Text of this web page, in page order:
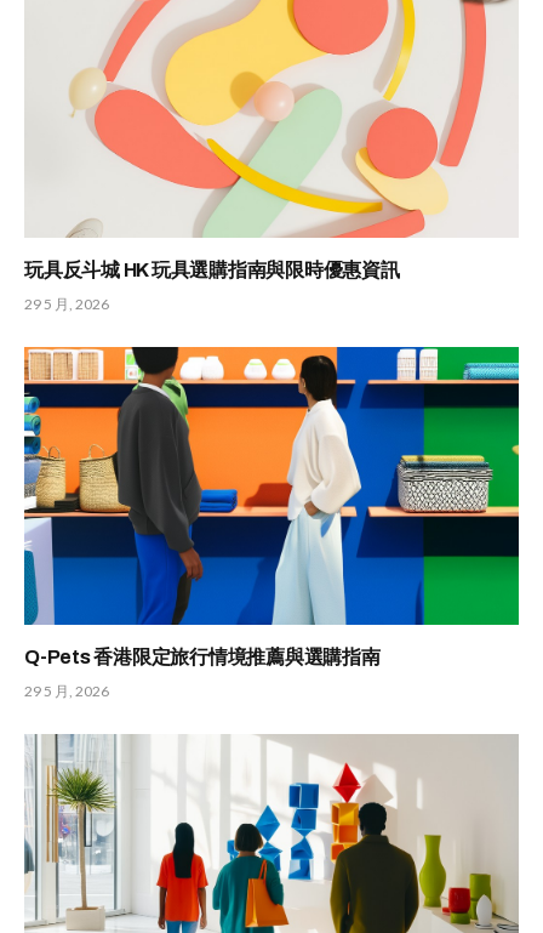
玩具反斗城 HK 玩具選購指南與限時優惠資訊
29 5 月, 2026
Q-Pets 香港限定旅行情境推薦與選購指南
29 5 月, 2026